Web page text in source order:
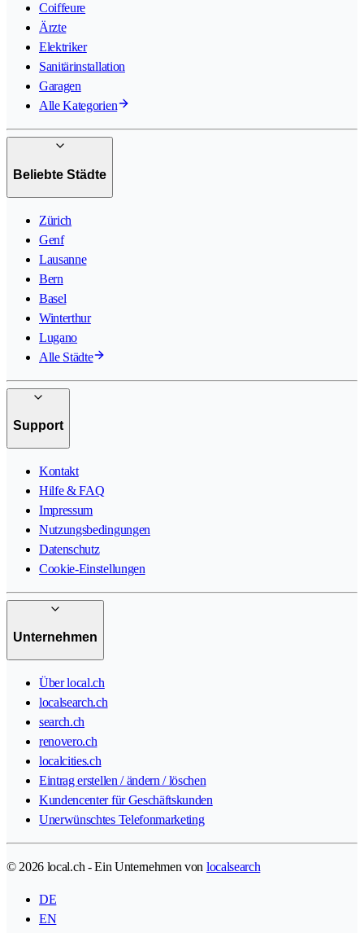
Coiffeure
Ärzte
Elektriker
Sanitärinstallation
Garagen
Alle Kategorien
Beliebte Städte
Zürich
Genf
Lausanne
Bern
Basel
Winterthur
Lugano
Alle Städte
Support
Kontakt
Hilfe & FAQ
Impressum
Nutzungsbedingungen
Datenschutz
Cookie-Einstellungen
Unternehmen
Über local.ch
localsearch.ch
search.ch
renovero.ch
localcities.ch
Eintrag erstellen / ändern / löschen
Kundencenter für Geschäftskunden
Unerwünschtes Telefonmarketing
© 2026 local.ch - Ein Unternehmen von localsearch
DE
EN